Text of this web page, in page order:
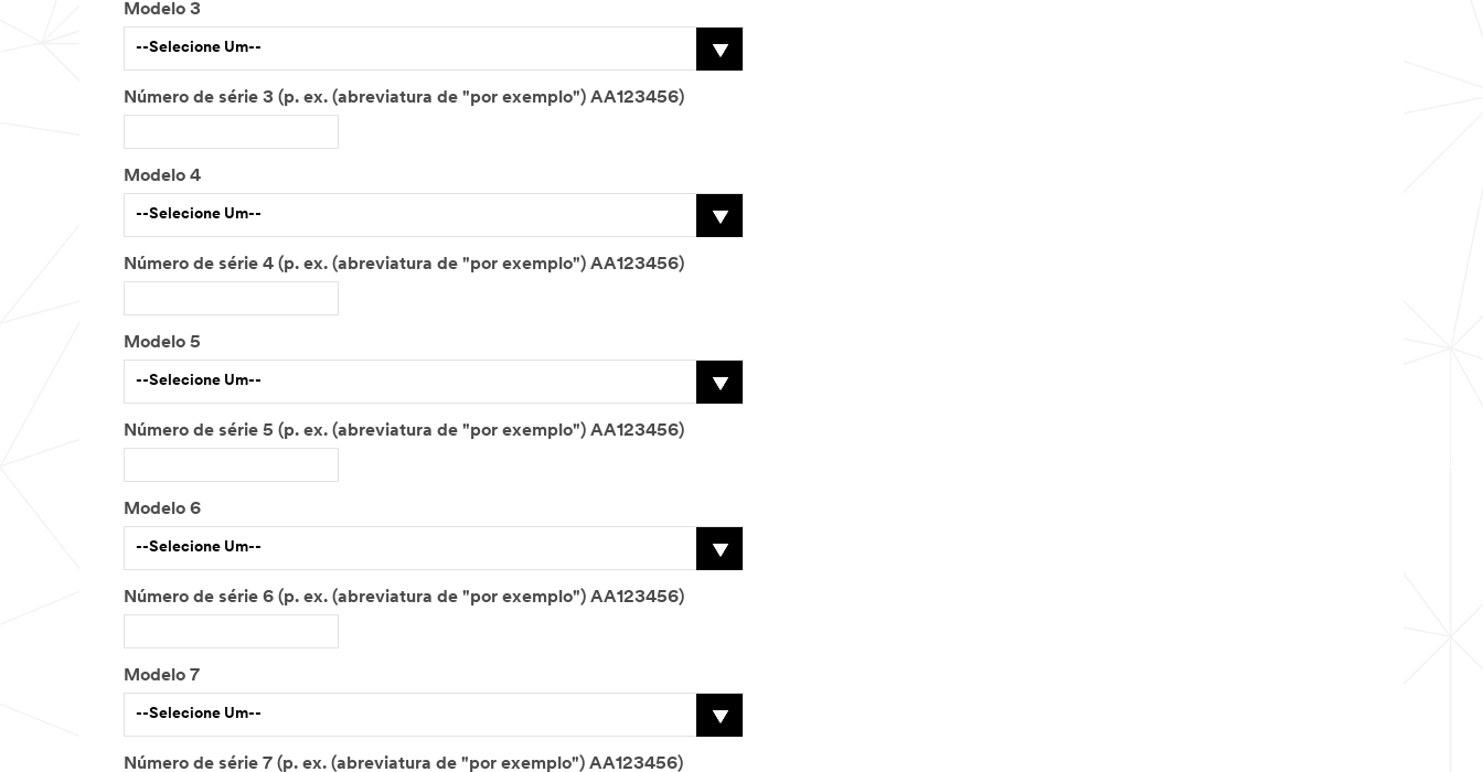
Modelo 3
--Selecione Um--
Número de série 3 (p. ex. (abreviatura de "por exemplo") AA123456)
Modelo 4
--Selecione Um--
Número de série 4 (p. ex. (abreviatura de "por exemplo") AA123456)
Modelo 5
--Selecione Um--
Número de série 5 (p. ex. (abreviatura de "por exemplo") AA123456)
Modelo 6
--Selecione Um--
Número de série 6 (p. ex. (abreviatura de "por exemplo") AA123456)
Modelo 7
--Selecione Um--
Número de série 7 (p. ex. (abreviatura de "por exemplo") AA123456)